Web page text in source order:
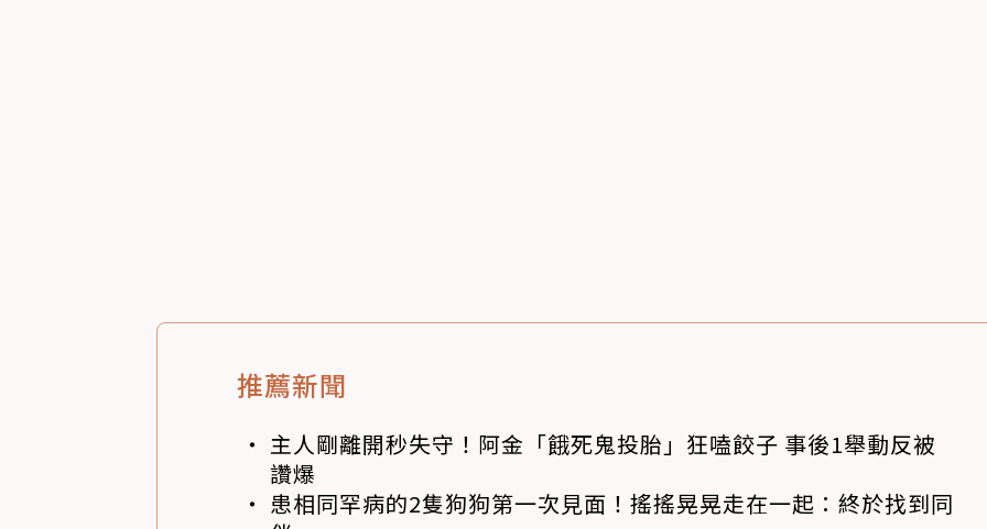
推薦新聞
主人剛離開秒失守！阿金「餓死鬼投胎」狂嗑餃子 事後1舉動反被
讚爆
患相同罕病的2隻狗狗第一次見面！搖搖晃晃走在一起：終於找到同